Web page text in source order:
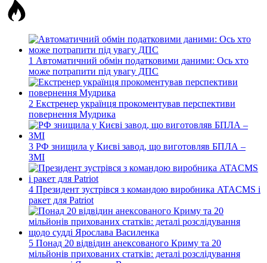
1 Автоматичний обмін податковими даними: Ось хто
може потрапити під увагу ДПС
2 Екстренер українця прокоментував перспективи
повернення Мудрика
3 РФ знищила у Києві завод, що виготовляв БПЛА –
ЗМІ
4 Президент зустрівся з командою виробника ATACMS і
ракет для Patriot
5 Понад 20 відвідин анексованого Криму та 20
мільйонів прихованих статків: деталі розслідування